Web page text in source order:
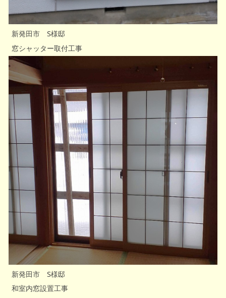
新発田市 S様邸
窓シャッター取付工事
新発田市 S様邸
和室内窓設置工事